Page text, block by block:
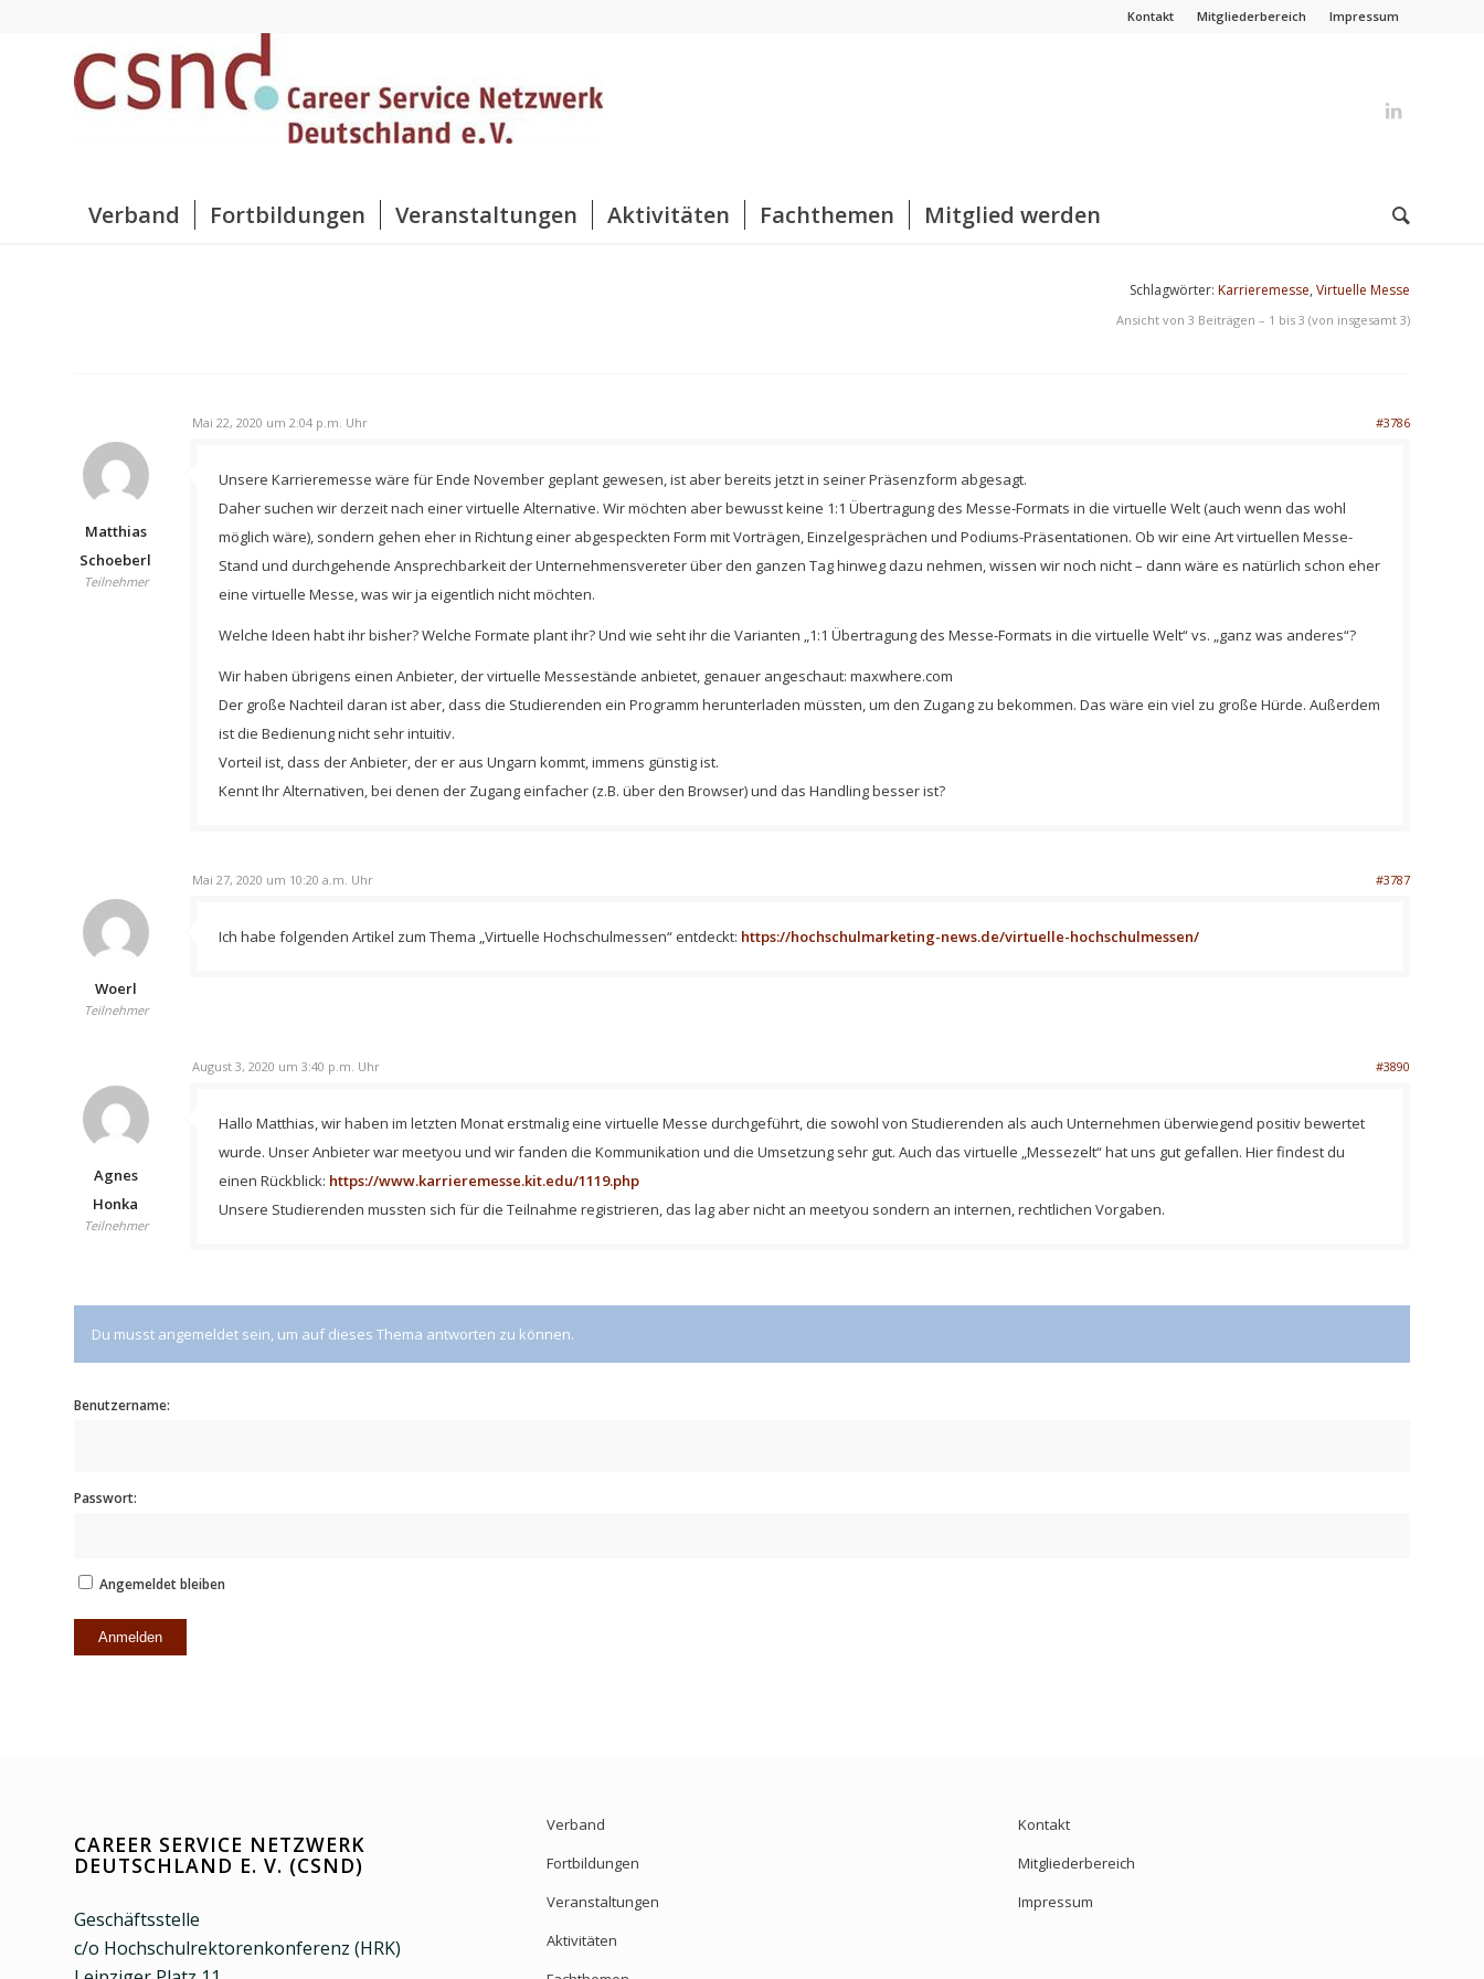
Kontakt Mitgliederbereich Impressum
Verband Fortbildungen Veranstaltungen Aktivitäten Fachthemen Mitglied werden
Schlagwörter: Karrieremesse, Virtuelle Messe
Ansicht von 3 Beiträgen – 1 bis 3 (von insgesamt 3)
Mai 22, 2020 um 2:04 p.m. Uhr #3786
Matthias
Schoeberl
Teilnehmer
Unsere Karrieremesse wäre für Ende November geplant gewesen, ist aber bereits jetzt in seiner Präsenzform abgesagt.
Daher suchen wir derzeit nach einer virtuelle Alternative. Wir möchten aber bewusst keine 1:1 Übertragung des Messe-Formats in die virtuelle Welt (auch wenn das wohl
möglich wäre), sondern gehen eher in Richtung einer abgespeckten Form mit Vorträgen, Einzelgesprächen und Podiums-Präsentationen. Ob wir eine Art virtuellen Messe-
Stand und durchgehende Ansprechbarkeit der Unternehmensvereter über den ganzen Tag hinweg dazu nehmen, wissen wir noch nicht – dann wäre es natürlich schon eher
eine virtuelle Messe, was wir ja eigentlich nicht möchten.
Welche Ideen habt ihr bisher? Welche Formate plant ihr? Und wie seht ihr die Varianten „1:1 Übertragung des Messe-Formats in die virtuelle Welt“ vs. „ganz was anderes“?
Wir haben übrigens einen Anbieter, der virtuelle Messestände anbietet, genauer angeschaut: maxwhere.com
Der große Nachteil daran ist aber, dass die Studierenden ein Programm herunterladen müssten, um den Zugang zu bekommen. Das wäre ein viel zu große Hürde. Außerdem
ist die Bedienung nicht sehr intuitiv.
Vorteil ist, dass der Anbieter, der er aus Ungarn kommt, immens günstig ist.
Kennt Ihr Alternativen, bei denen der Zugang einfacher (z.B. über den Browser) und das Handling besser ist?
Mai 27, 2020 um 10:20 a.m. Uhr #3787
Woerl
Teilnehmer
Ich habe folgenden Artikel zum Thema „Virtuelle Hochschulmessen“ entdeckt: https://hochschulmarketing-news.de/virtuelle-hochschulmessen/
August 3, 2020 um 3:40 p.m. Uhr #3890
Agnes
Honka
Teilnehmer
Hallo Matthias, wir haben im letzten Monat erstmalig eine virtuelle Messe durchgeführt, die sowohl von Studierenden als auch Unternehmen überwiegend positiv bewertet
wurde. Unser Anbieter war meetyou und wir fanden die Kommunikation und die Umsetzung sehr gut. Auch das virtuelle „Messezelt“ hat uns gut gefallen. Hier findest du
einen Rückblick: https://www.karrieremesse.kit.edu/1119.php
Unsere Studierenden mussten sich für die Teilnahme registrieren, das lag aber nicht an meetyou sondern an internen, rechtlichen Vorgaben.
Du musst angemeldet sein, um auf dieses Thema antworten zu können.
Benutzername:
Passwort:
Angemeldet bleiben
Anmelden
CAREER SERVICE NETZWERK
DEUTSCHLAND E. V. (CSND)
Geschäftsstelle
c/o Hochschulrektorenkonferenz (HRK)
Verband
Fortbildungen
Veranstaltungen
Aktivitäten
Kontakt
Mitgliederbereich
Impressum